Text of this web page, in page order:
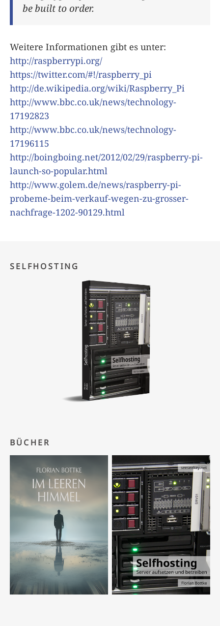
be built to order.
Weitere Informationen gibt es unter:
http://raspberrypi.org/
https://twitter.com/#!/raspberry_pi
http://de.wikipedia.org/wiki/Raspberry_Pi
http://www.bbc.co.uk/news/technology-
17192823
http://www.bbc.co.uk/news/technology-
17196115
http://boingboing.net/2012/02/29/raspberry-pi-
launch-so-popular.html
http://www.golem.de/news/raspberry-pi-
probeme-beim-verkauf-wegen-zu-grosser-
nachfrage-1202-90129.html
SELFHOSTING
BÜCHER